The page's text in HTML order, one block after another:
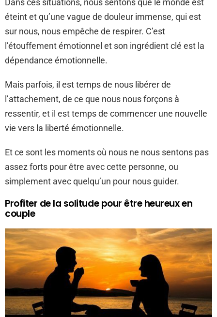
Dans ces situations, nous sentons que le monde est
éteint et qu’une vague de douleur immense, qui est
sur nous, nous empêche de respirer. C’est
l’étouffement émotionnel et son ingrédient clé est la
dépendance émotionnelle.
Mais parfois, il est temps de nous libérer de
l’attachement, de ce que nous nous forçons à
ressentir, et il est temps de commencer une nouvelle
vie vers la liberté émotionnelle.
Et ce sont les moments où nous ne nous sentons pas
assez forts pour être avec cette personne, ou
simplement avec quelqu’un pour nous guider.
Profiter de la solitude pour être heureux en
couple